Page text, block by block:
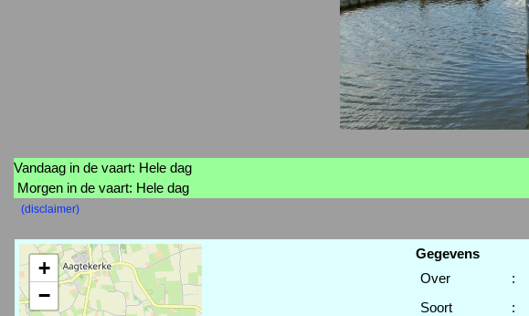
Vandaag in de vaart: Hele dag
Morgen in de vaart: Hele dag
(disclaimer)
+
−
Gegevens
Over
:
Soort
: